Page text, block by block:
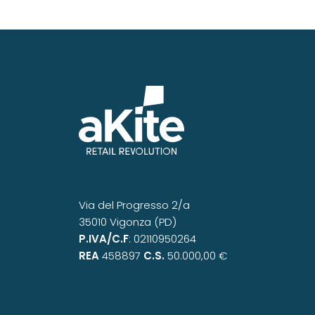
Via del Progresso 2/a
35010 Vigonza (PD)
P.IVA/C.F: 02110950264
REA458897 C.S.50.000,00 €